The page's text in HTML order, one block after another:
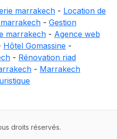
marrakech - Location de
marrakech - Gestion
marrakech - Agence web
Hôtel Gomassine -
- Rénovation riad
- Marrakech
droits réservés.